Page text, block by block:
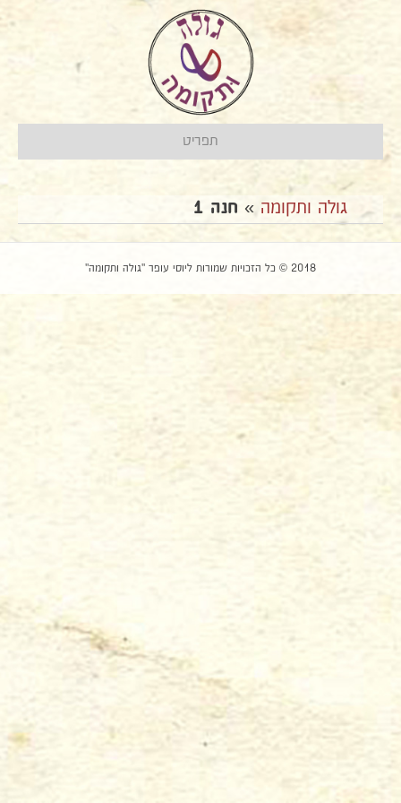
תפריט
גולה ותקומה » חנה 1
2018 © כל הזכויות שמורות ליוסי עופר "גולה ותקומה"